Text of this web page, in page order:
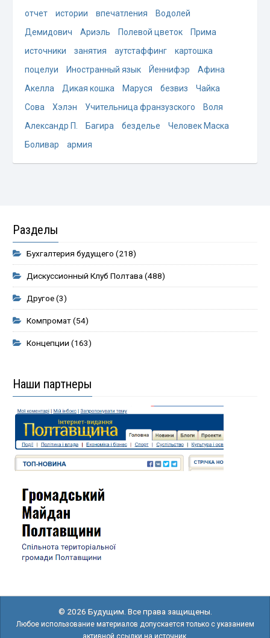
отчет
истории впечатления
Водолей
Демидович
Ариэль Полевой цветок
Прима
источники
занятия аутстаффинг
картошка
поцелуи
Иностранный язык Йеннифэр
Афина
Акелла
Дикая кошка Маруся безвиз
Чайка
Сова
Хэлэн Учительница франзузского
Воля
Александр П.
Багира безделье
Человек Маска
Боливар
армия
Разделы
Бухгалтерия будущего (218)
Дискуссионный Клуб Полтава (488)
Другое(3)
Компромат(54)
Концепции (163)
Наши партнеры
© 2026 Будущим. Все права защищены.
Любое использование материалов допускается только с указанием
активной ссылки на источник.